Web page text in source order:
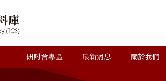
研討會專區 最新消息 關於我們